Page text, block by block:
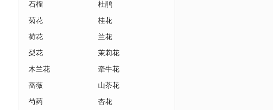
石榴 杜鹃
菊花 桂花
荷花 兰花
梨花 茉莉花
木兰花 牵牛花
蔷薇 山茶花
芍药 杏花